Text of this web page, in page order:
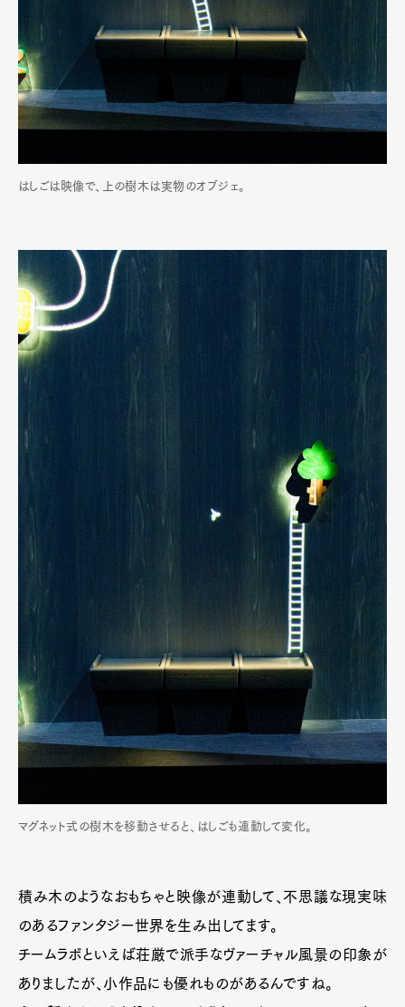
はしごは映像で、上の樹木は実物のオブジェ。
マグネット式の樹木を移動させると、はしごも連動して変化。
積み木のようなおもちゃと映像が連動して、不思議な現実味
のあるファンタジー世界を生み出してます。
チームラボといえば荘厳で派手なヴァーチャル風景の印象が
ありましたが、小作品にも優れものがあるんですね。